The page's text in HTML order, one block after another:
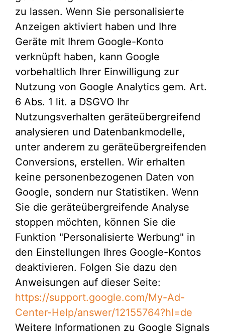
zu lassen. Wenn Sie personalisierte
Anzeigen aktiviert haben und Ihre
Geräte mit Ihrem Google-Konto
verknüpft haben, kann Google
vorbehaltlich Ihrer Einwilligung zur
Nutzung von Google Analytics gem. Art.
6 Abs. 1 lit. a DSGVO Ihr
Nutzungsverhalten geräteübergreifend
analysieren und Datenbankmodelle,
unter anderem zu geräteübergreifenden
Conversions, erstellen. Wir erhalten
keine personenbezogenen Daten von
Google, sondern nur Statistiken. Wenn
Sie die geräteübergreifende Analyse
stoppen möchten, können Sie die
Funktion "Personalisierte Werbung" in
den Einstellungen Ihres Google-Kontos
deaktivieren. Folgen Sie dazu den
Anweisungen auf dieser Seite:
https://support.google.com/My-Ad-
Center-Help/answer/12155764?hl=de
Weitere Informationen zu Google Signals